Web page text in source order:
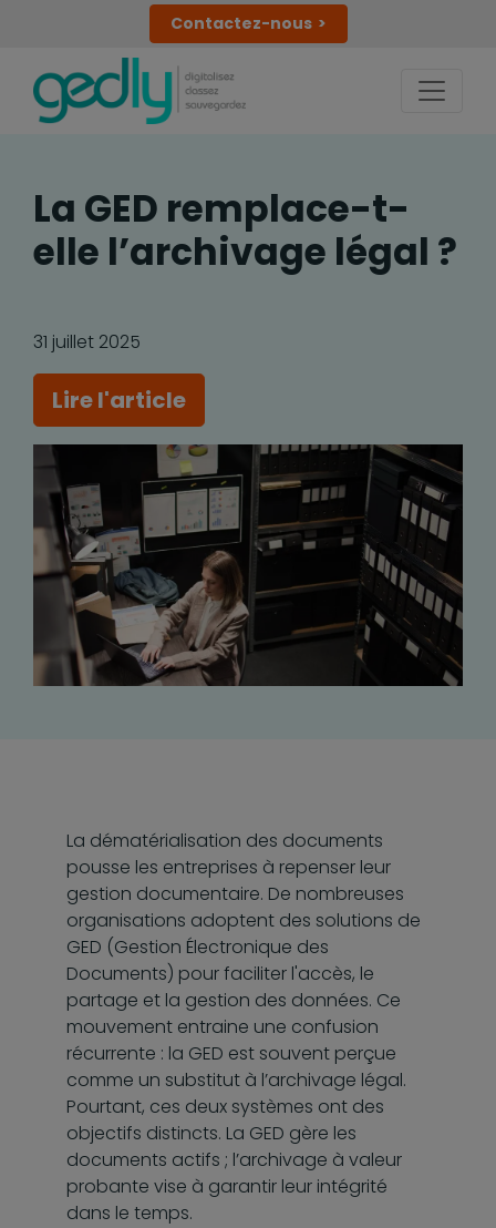
Contactez-nous
La GED remplace-t-
elle l’archivage légal ?
31 juillet 2025
Lire l'article
La dématérialisation des documents
pousse les entreprises à repenser leur
gestion documentaire. De nombreuses
organisations adoptent des solutions de
GED (Gestion Électronique des
Documents) pour faciliter l'accès, le
partage et la gestion des données. Ce
mouvement entraine une confusion
récurrente : la GED est souvent perçue
comme un substitut à l’archivage légal.
Pourtant, ces deux systèmes ont des
objectifs distincts. La GED gère les
documents actifs ; l’archivage à valeur
probante vise à garantir leur intégrité
dans le temps.